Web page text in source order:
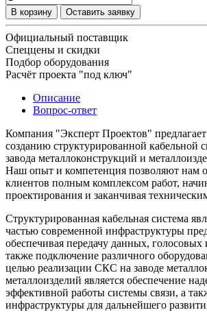
В корзину Оставить заявку
Официальный поставщик
Спеццены и скидки
Подбор оборудования
Расчёт проекта "под ключ"
Описание
Вопрос-ответ
Компания "Эксперт Проектов"
созданию структурированной
завода металлоконструкций и
Наш опыт и компетенция позволяют нам
клиентов полным комплексом работ,
проектирования и заканчивая
Структурированная кабельная система
частью современной инфраструктуры
обеспечивая передачу данных, голосовых
также подключение различного
целью реализации СКС на заводе
металлоизделий является обеспечение
эффективной работы системы связи, а
инфраструктуры для дальнейшего